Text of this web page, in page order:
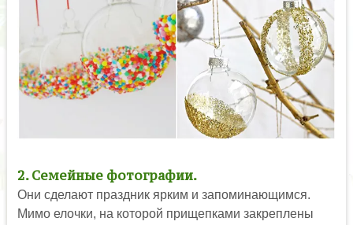
2. Семейные фотографии.
Они сделают праздник ярким и запоминающимся.
Мимо елочки, на которой прищепками закреплены